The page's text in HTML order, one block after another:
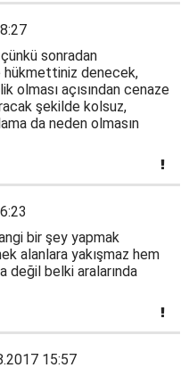
çünkü sonradan
hükmettiniz denecek,
olması açısından cenaze
şekilde kolsuz,
da neden olmasın
bir şey yapmak
alanlara yakışmaz hem
değil belki aralarında
15:57